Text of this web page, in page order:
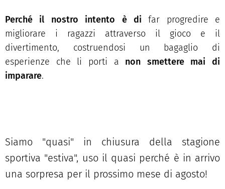
Perché il nostro intento è difar progredire e
migliorare i ragazzi attraverso il gioco e il
divertimento, costruendosi un bagaglio di
esperienze che li porti a non smettere mai di
imparare.
Siamo "quasi" in chiusura della stagione
sportiva "estiva", uso il quasi perché è in arrivo
una sorpresa per il prossimo mese di agosto!